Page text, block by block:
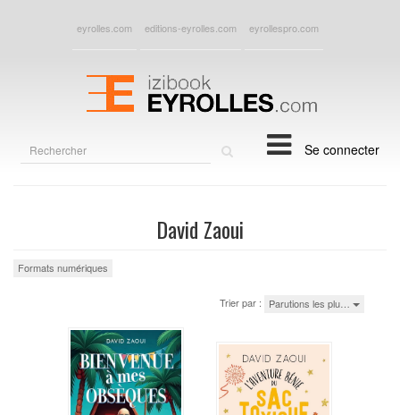
eyrolles.com editions-eyrolles.com eyrollespro.com
Se connecter
David Zaoui
Formats numériques
Trier par : Parutions les plu…